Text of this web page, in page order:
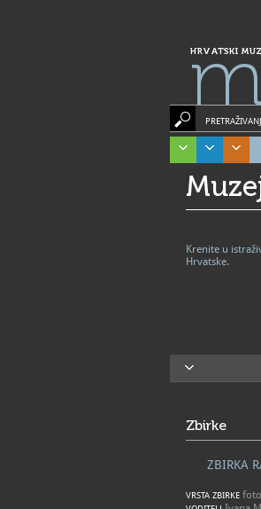
HRVATSKI
Krenite u
Hrvatske.
Zbirke
ZBIRKA
VRSTA ZBIRKE